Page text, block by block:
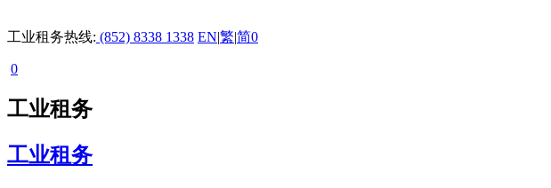
工业租务热线: (852) 8338 1338 EN|繁|简0
0
工业租务
工业租务